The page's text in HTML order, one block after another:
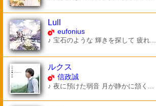
Lull
eufonius
♪ 宝石のような 輝きを探して 疲れ...
ルクス
信政誠
♪ 夜に預けた弱音 月が静かに頷く...